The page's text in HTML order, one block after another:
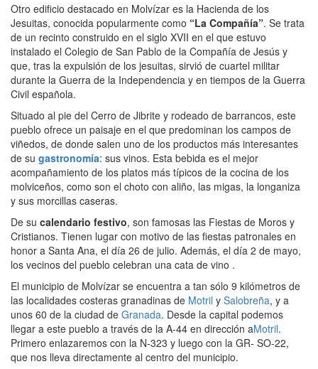
Otro edificio destacado en Molvízar es la Hacienda de los
Jesuitas, conocida popularmente como “La Compañía”. Se trata
de un recinto construido en el siglo XVII en el que estuvo
instalado el Colegio de San Pablo de la Compañía de Jesús y
que, tras la expulsión de los jesuitas, sirvió de cuartel militar
durante la Guerra de la Independencia y en tiempos de la Guerra
Civil española.
Situado al pie del Cerro de Jibrite y rodeado de barrancos, este
pueblo ofrece un paisaje en el que predominan los campos de
viñedos, de donde salen uno de los productos más interesantes
de su gastronomía: sus vinos. Esta bebida es el mejor
acompañamiento de los platos más típicos de la cocina de los
molviceños, como son el choto con aliño, las migas, la longaniza
y sus morcillas caseras.
De su calendario festivo, son famosas las Fiestas de Moros y
Cristianos. Tienen lugar con motivo de las fiestas patronales en
honor a Santa Ana, el día 26 de julio. Además, el día 2 de mayo,
los vecinos del pueblo celebran una cata de vino .
El municipio de Molvízar se encuentra a tan sólo 9 kilómetros de
las localidades costeras granadinas de Motril y Salobreña, y a
unos 60 de la ciudad de Granada. Desde la capital podemos
llegar a este pueblo a través de la A-44 en dirección aMotril.
Primero enlazaremos con la N-323 y luego con la GR- SO-22,
que nos lleva directamente al centro del municipio.